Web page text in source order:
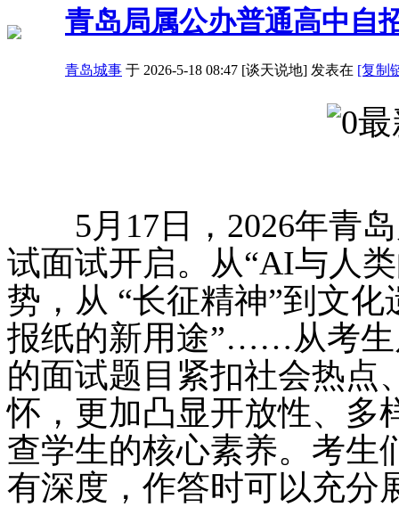
青岛局属公办普通高中自
青岛城事 于 2026-5-18 08:47 [谈天说地] 发表在 [复制
5月17日，2026年青岛
试面试开启。从“AI与人
势，从 “长征精神”到文
报纸的新用途”……从考生
的面试题目紧扣社会热点
怀，更加凸显开放性、多
查学生的核心素养。考生
有深度，作答时可以充分